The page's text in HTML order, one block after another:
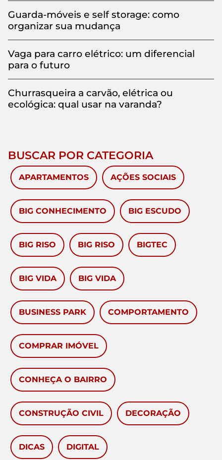
Guarda-móveis e self storage: como
organizar sua mudança
Vaga para carro elétrico: um diferencial
para o futuro
Churrasqueira a carvão, elétrica ou
ecológica: qual usar na varanda?
BUSCAR POR CATEGORIA
APARTAMENTOS AÇÕES SOCIAIS
BIG CONHECIMENTO BIG ESCUDO
BIG RISO BIG RISO BIGTEC
BIG VIDA BIG VIDA
BUSINESS PARK COMPORTAMENTO
COMPRAR IMÓVEL
CONHEÇA O BAIRRO
CONSTRUÇÃO CIVIL DECORAÇÃO
DICAS DIGITAL